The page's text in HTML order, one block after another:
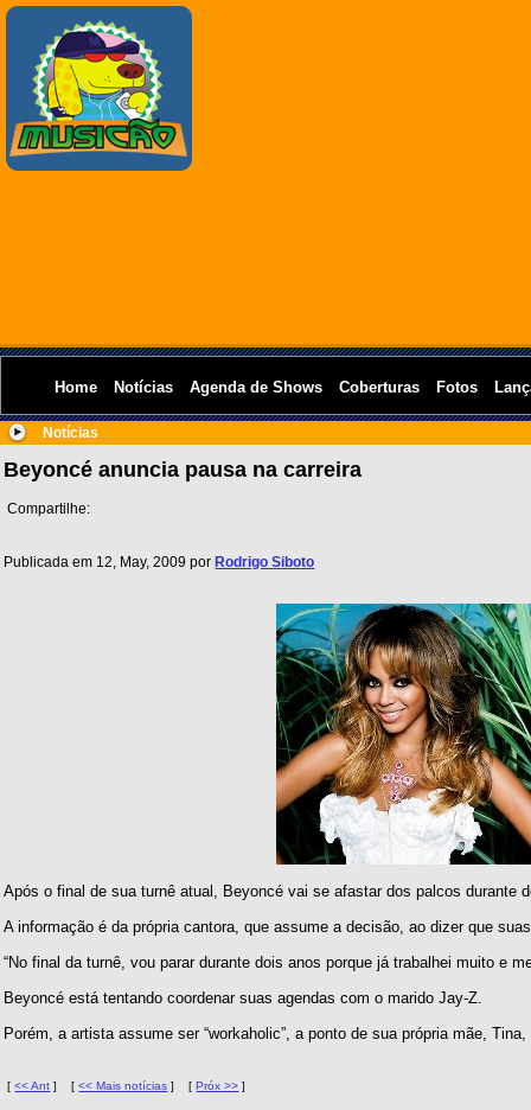
Home Notícias Agenda de Shows Coberturas Fotos
Notícias
Beyoncé anuncia pausa na carreira
Compartilhe:
Publicada em 12, May, 2009 por Rodrigo Siboto
Após o final de sua turnê atual, Beyoncé vai se afastar dos palcos durante
A informação é da própria cantora, que assume a decisão, ao dizer que
“No final da turnê, vou parar durante dois anos porque já trabalhei muito e
Beyoncé está tentando coordenar suas agendas com o marido Jay-Z.
Porém, a artista assume ser “workaholic”, a ponto de sua própria mãe,
[<< Ant ] [<< Mais notícias ] [Próx >> ]